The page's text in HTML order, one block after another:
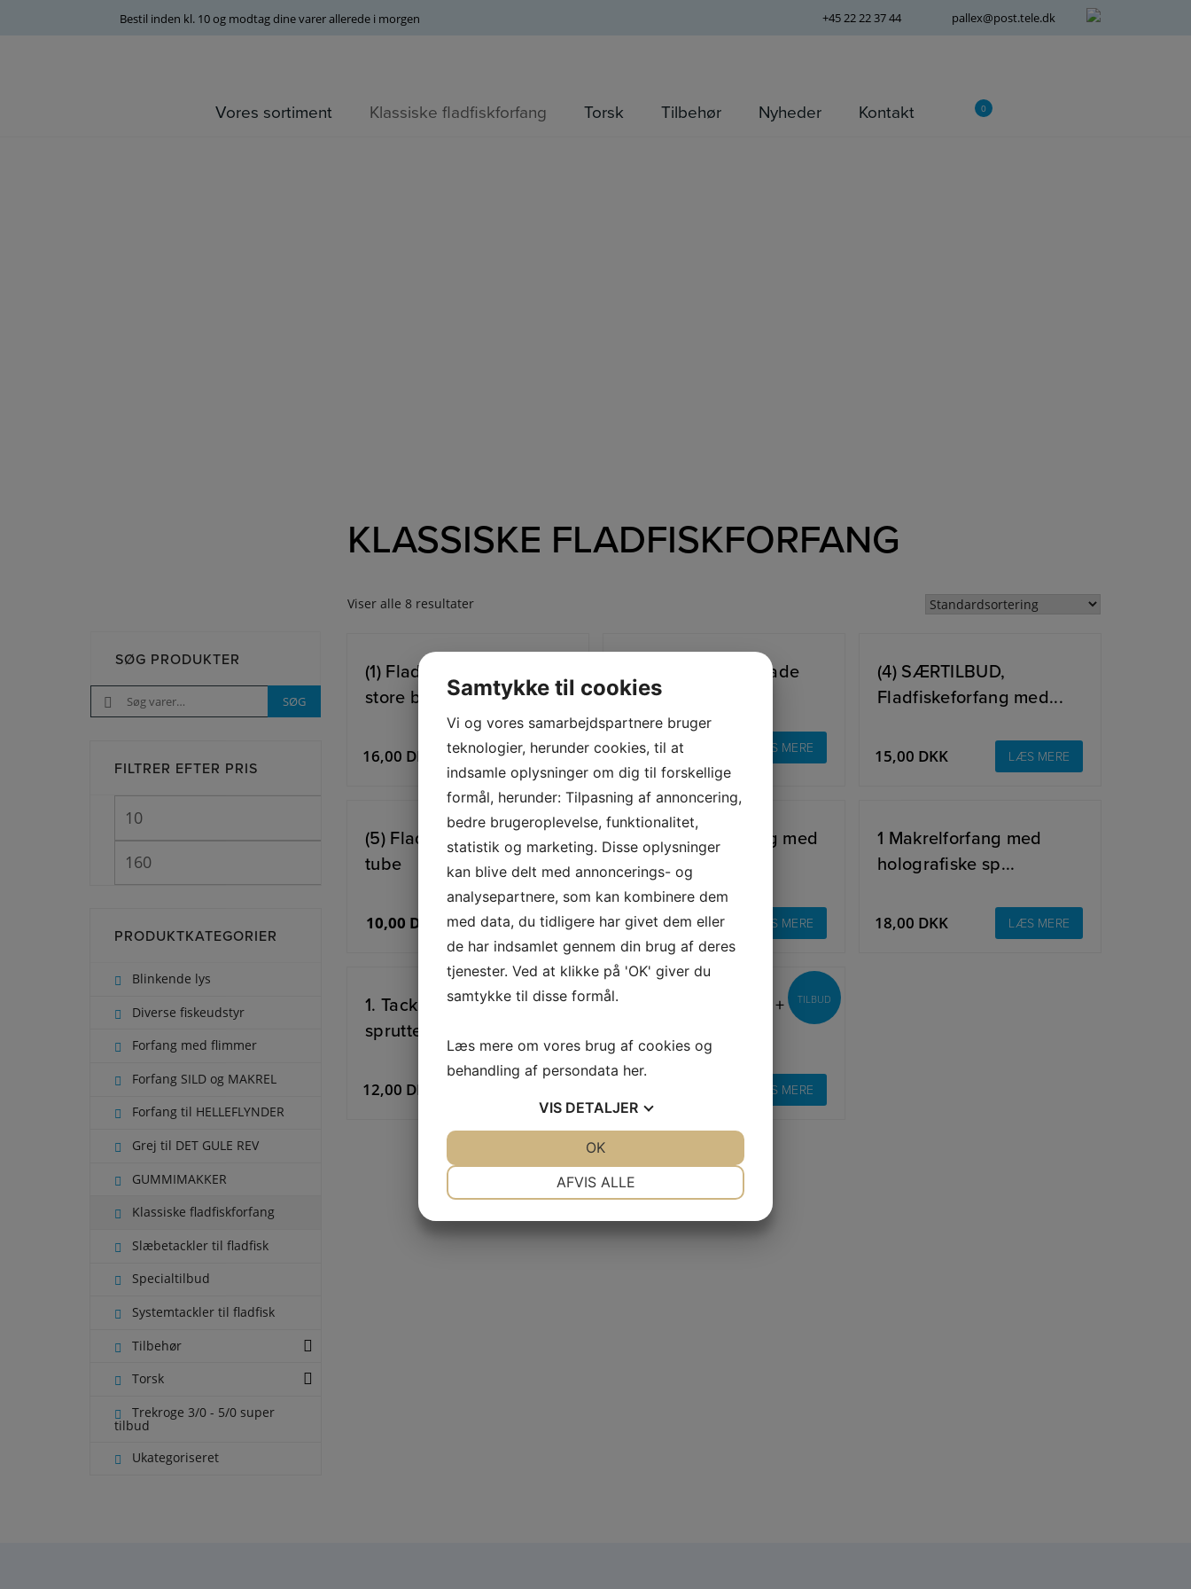
Bestil inden kl. 10 og modtag dine varer allerede i morgen +45 22 22 37 44 pallex@post.tele.dk
Vores sortiment Klassiske fladfiskforfang Torsk Tilbehør Nyheder Kontakt 0
KLASSISKE FLADFISKFORFANG
Viser alle 8 resultater
(1) Fladfiskeforfang med
store blan...
16,00 DKK LÆS MERE
(3) Forfang til de flade
12,00DKK LÆS MERE
(4) SÆRTILBUD,
Fladfiskeforfang med...
15,00 DKK LÆS MERE
TILBUD
(5) Fladfiskeforfang med
tube
10,00 DKK LÆS MERE
(6) Fladfiskeforfang med
4 cm sprut...
18,00 DKK LÆS MERE
1 Makrelforfang med
holografiske sp...
18,00 DKK LÆS MERE
1. Tackler med 4 cm
sprutter til bo...
12,00 DKK
TILBUD
15 fladfiskeforfang + 5
LÆS MERE
SØG PRODUKTER
Søg
efter:
SØG
FILTRER EFTER PRIS
PRODUKTKATEGORIER
Blinkende lys
Diverse fiskeudstyr
Forfang med flimmer
Forfang SILD og MAKREL
Forfang til HELLEFLYNDER
Grej til DET GULE REV
GUMMIMAKKER
Klassiske fladfiskforfang
Slæbetackler til fladfisk
Specialtilbud
Systemtackler til fladfisk
Tilbehør
Torsk
Trekroge 3/0 - 5/0 super
tilbud
Ukategoriseret
Samtykke til cookies
Vi og vores samarbejdspartnere bruger
teknologier, herunder cookies, til at
indsamle oplysninger om dig til forskellige
formål, herunder: Tilpasning af annoncering,
bedre brugeroplevelse, funktionalitet,
statistik og marketing. Disse oplysninger
kan blive delt med annoncerings- og
analysepartnere, som kan kombinere dem
med data, du tidligere har givet dem eller
de har indsamlet gennem din brug af deres
tjenester. Ved at klikke på 'OK' giver du
samtykke til disse formål.
Læs mere om vores brug af cookies og
behandling af persondata her.
VIS DETALJER
AFVIS ALLE
OK